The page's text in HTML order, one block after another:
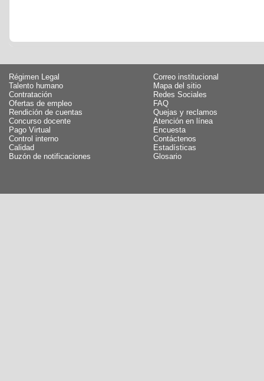
Régimen Legal
Talento humano
Contratación
Ofertas de empleo
Rendición de cuentas
Concurso docente
Pago Virtual
Control interno
Calidad
Buzón de notificaciones
Correo institucional
Mapa del sitio
Redes Sociales
FAQ
Quejas y reclamos
Atención en línea
Encuesta
Contáctenos
Estadísticas
Glosario